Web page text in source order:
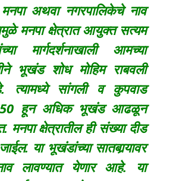
अथवा नगरपालिकेचे नाव
मनपा क्षेत्रात आयुक्त सत्यम
मार्गदर्शनाखाली आमच्या
भूखंड शोध मोहिम राबवली
त्यामध्ये सांगली व कुपवाड
हून अधिक भूखंड आढळून
क्षेत्रातील ही संख्या दीड
या भूखंडांच्या सातबार्‍यावर
लावण्यात येणार आहे. या